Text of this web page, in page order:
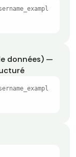
données) —